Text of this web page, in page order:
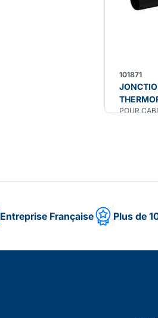
101871
POUR
Entreprise Française Plus de